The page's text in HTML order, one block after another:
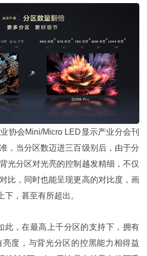
协会Mini/Micro LED显示产业分会刊
，当分区数迈进三百级别后，由于分
光分区对光亮的控制越发精细，不仅
比，同时也能呈现更高的对比度，画
下，甚至有所超出。
此，在最高上千分区的支持下，拥有
亮度，与背光分区的控黑能力相得益